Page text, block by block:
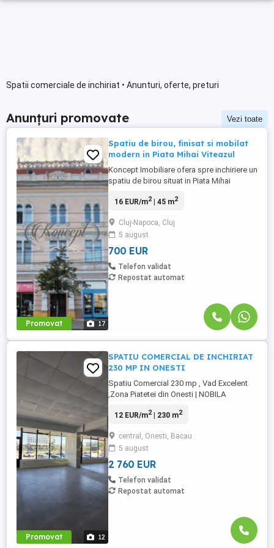
Spatii comerciale de inchiriat • Anunturi, oferte, preturi
Anunțuri promovate Vezi toate
Promovat 17
Spatiu de birou, finisat si mobilat
modern in Piata Mihai Viteazul
Koncept Imobiliare ofera spre inchiriere un
spatiu de birou situat in Piata Mihai
Piersic, la parterul unei cladiri istorice cu
o zona cu trafic pietonal intens si acces
facil la mijloace de transport in comun, ii
confera ...
16 EUR/m2| 45 m2
Cluj-Napoca, Cluj
5 august
700 EUR
Telefon validat
Repostat automat
Promovat 12
SPATIU COMERCIAL DE INCHIRIAT
230 MP IN ONESTI
Spatiu Comercial 230 mp , Vad Excelent
,Zona Piatetei din Onesti | NOBILA
propune spre inchiriere un spatiu
mp, situat intr-o zona cu vad intens ndash;
in apropierea Piatetei Catedralei din
Onesti, scoli, magazine si puncte de
12 EUR/m2| 230 m2
central, Onesti, Bacau
5 august
2 760 EUR
Telefon validat
Repostat automat